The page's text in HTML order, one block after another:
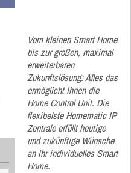
Vom kleinen Smart Home
bis zur großen, maximal
erweiterbaren
Zukunftslösung: Alles das
ermöglicht Ihnen die
Home Control Unit. Die
flexibelste Homematic IP
Zentrale erfüllt heutige
und zukünftige Wünsche
an Ihr individuelles Smart
Home.